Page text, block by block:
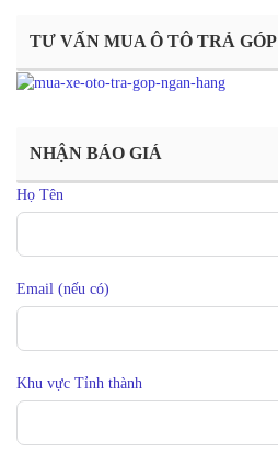
TƯ VẤN MUA Ô TÔ TRẢ GÓP
NHẬN BÁO GIÁ
Họ Tên
Email (nếu có)
Khu vực Tỉnh thành